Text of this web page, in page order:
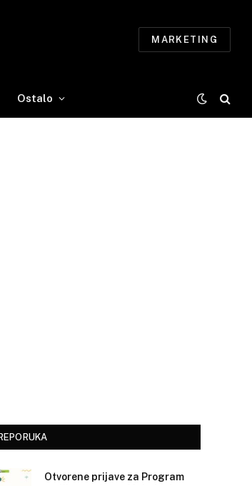
MARKETING
Ostalo
Otvorene prijave za Program